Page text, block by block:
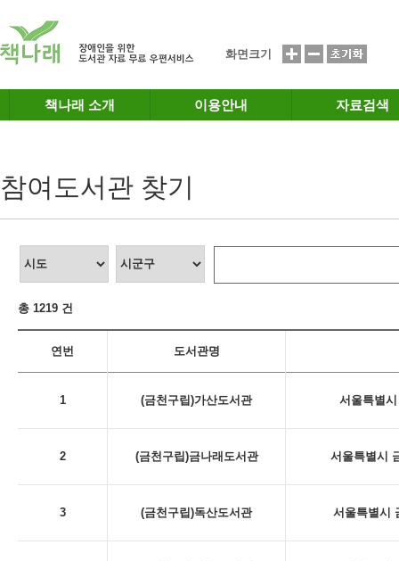
화면크기
책나래 소개 이용안내 자료검색
참여도서관 찾기
총 1219 건
연번 도서관명
1 (금천구립)가산도서관 서울특별
2 (금천구립)금나래도서관 서울특별시
3 (금천구립)독산도서관 서울특별시